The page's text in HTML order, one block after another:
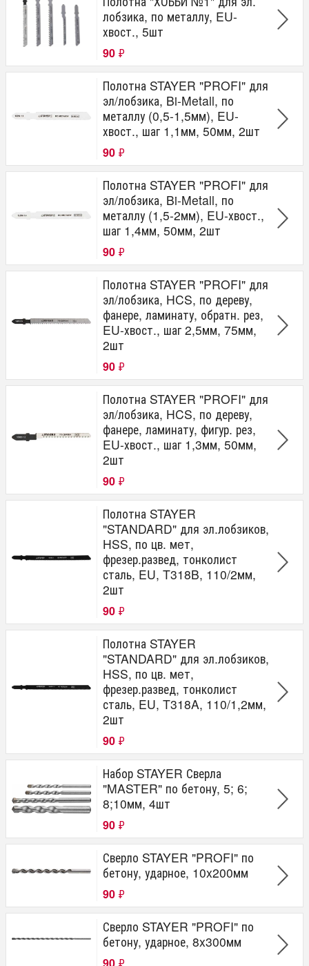
лобзика, по металлу, EU-
хвост., 5шт
90 ₽
Полотна STAYER "PROFI" для
эл/лобзика, Bi-Metall, по
металлу (0,5-1,5мм), EU-
хвост., шаг 1,1мм, 50мм, 2шт
90 ₽
Полотна STAYER "PROFI" для
эл/лобзика, Bi-Metall, по
металлу (1,5-2мм), EU-хвост.,
шаг 1,4мм, 50мм, 2шт
90 ₽
Полотна STAYER "PROFI" для
эл/лобзика, HCS, по дереву,
фанере, ламинату, обратн. рез,
EU-хвост., шаг 2,5мм, 75мм,
2шт
90 ₽
Полотна STAYER "PROFI" для
эл/лобзика, HCS, по дереву,
фанере, ламинату, фигур. рез,
EU-хвост., шаг 1,3мм, 50мм,
2шт
90 ₽
Полотна STAYER
"STANDARD" для эл.лобзиков,
HSS, по цв. мeт,
фрезер.развед, тонколист
сталь, EU, T318B, 110/2мм,
2шт
90 ₽
Полотна STAYER
"STANDARD" для эл.лобзиков,
HSS, по цв. мeт,
фрезер.развед, тонколист
сталь, EU, T318A, 110/1,2мм,
2шт
90 ₽
Набор STAYER Сверла
"MASTER" по бетону, 5; 6;
8;10мм, 4шт
90 ₽
Сверло STAYER "PROFI" по
бетону, ударное, 10x200мм
90 ₽
Сверло STAYER "PROFI" по
бетону, ударное, 8x300мм